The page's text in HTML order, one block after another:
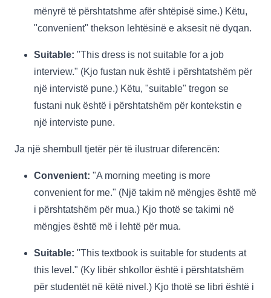
mënyrë të përshtatshme afër shtëpisë sime.) Këtu,
"convenient" thekson lehtësinë e aksesit në dyqan.
Suitable: "This dress is not suitable for a job
interview." (Kjo fustan nuk është i përshtatshëm për
një intervistë pune.) Këtu, "suitable" tregon se
fustani nuk është i përshtatshëm për kontekstin e
një interviste pune.
Ja një shembull tjetër për të ilustruar diferencën:
Convenient: "A morning meeting is more
convenient for me." (Një takim në mëngjes është më
i përshtatshëm për mua.) Kjo thotë se takimi në
mëngjes është më i lehtë për mua.
Suitable: "This textbook is suitable for students at
this level." (Ky libër shkollor është i përshtatshëm
për studentët në këtë nivel.) Kjo thotë se libri është i